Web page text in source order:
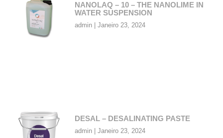
NANOLAQ – 10 – THE NANOLIME IN
WATER SUSPENSION
admin Janeiro 23, 2024
DESAL – DESALINATING PASTE
admin Janeiro 23, 2024